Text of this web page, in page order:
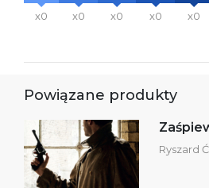
x0 x0 x0 x0 x0
Powiązane produkty
Ryszard